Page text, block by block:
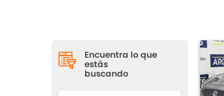
Encuentra lo que
estás
buscando